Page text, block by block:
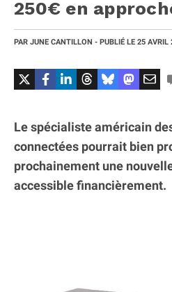
250€ en
PAR JUNE CANTILLON - PUBLIÉ LE 25 AVRIL
Le spécialiste américain
connectées pourrait bien
prochainement une
accessible financièrement.